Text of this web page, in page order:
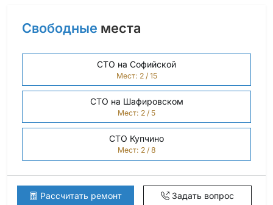
Свободные места
СТО на Софийской
Мест: 2 / 15
СТО на Шафировском
Мест: 2 / 5
СТО Купчино
Мест: 2 / 8
Рассчитать ремонт Задать вопрос